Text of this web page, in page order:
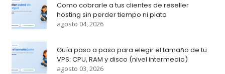
Como cobrarle a tus clientes de reseller
hosting sin perder tiempo ni plata
agosto 04, 2026
Guía paso a paso para elegir el tamaño de tu
VPS: CPU, RAM y disco (nivel intermedio)
agosto 03, 2026